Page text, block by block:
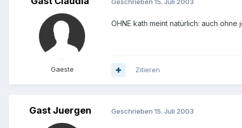
Gaeste
OHNE kath meint natürlich: auch
Zitieren
Gast Juergen Geschrieben 15. Juli 2003